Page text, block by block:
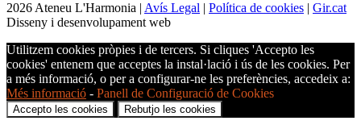
2026 Ateneu L'Harmonia | Avís Legal | Política de cookies | Gir.cat
Disseny i desenvolupament web
Utilitzem cookies pròpies i de tercers. Si cliques 'Accepto les
cookies' entenem que acceptes la instal·lació i ús de les cookies. Per
a més informació, o per a configurar-ne les preferències, accedeix a:
Més informació - Panell de Configuració de Cookies
Accepto les cookies Rebutjo les cookies